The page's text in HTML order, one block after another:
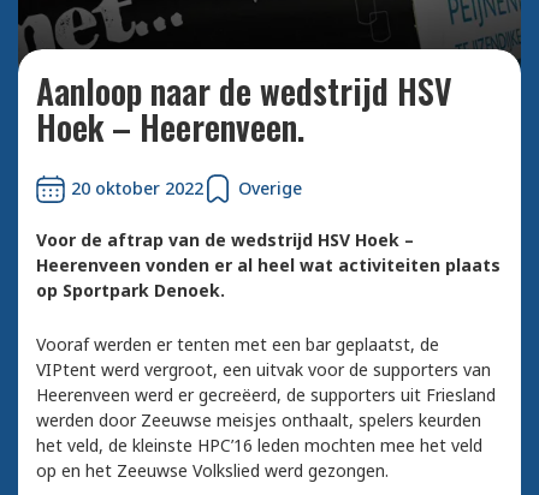
historische avond.
Aanloop naar de wedstrijd HSV
Hoek – Heerenveen.
20 oktober 2022 Overige
Voor de aftrap van de wedstrijd HSV Hoek –
Heerenveen vonden er al heel wat activiteiten plaats
op Sportpark Denoek.
Vooraf werden er tenten met een bar geplaatst, de
VIPtent werd vergroot, een uitvak voor de supporters van
Heerenveen werd er gecreëerd, de supporters uit Friesland
werden door Zeeuwse meisjes onthaalt, spelers keurden
het veld, de kleinste HPC’16 leden mochten mee het veld
op en het Zeeuwse Volkslied werd gezongen.